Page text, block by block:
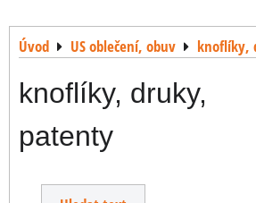
Úvod US oblečení, obuv knoflíky,
knoflíky, druky,
patenty